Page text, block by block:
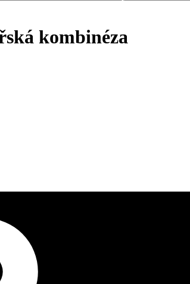
kombinéza